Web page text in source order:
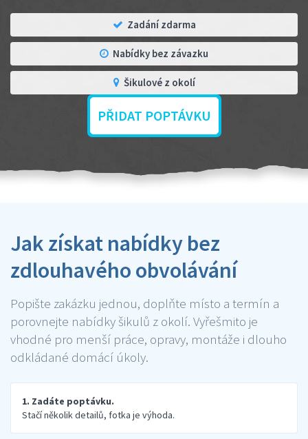
Zadání zdarma
Nabídky bez závazku
Šikulové z okolí
PŘIDAT POPTÁVKU
Jak získat nabídky bez
zdlouhavého obvolávání
Popište zakázku jednou, doplňte místo a termín a
porovnejte nabídky šikulů z okolí. Vyřešmito je
vhodné pro menší práce, opravy, montáže i dlouho
odkládané domácí úkoly.
1. Zadáte poptávku.
Stačí několik detailů, fotka je výhoda.